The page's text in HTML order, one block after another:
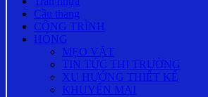
Cầu thang
CÔNG TRÌNH
HÓNG
MẸO VẶT
TIN TỨC THỊ TRƯỜNG
XU HƯỚNG THIẾT KẾ
KHUYẾN MẠI